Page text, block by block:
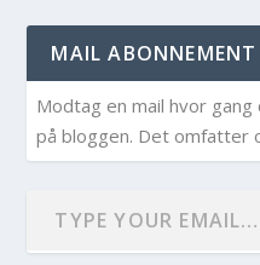
MAIL
Modtag en mail hvor
på bloggen. Det omfatter